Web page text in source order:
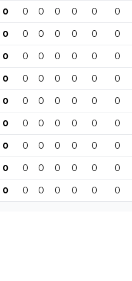
0 0 0 0 0 0 0
0 0 0 0 0 0 0
0 0 0 0 0 0 0
0 0 0 0 0 0 0
0 0 0 0 0 0 0
0 0 0 0 0 0 0
0 0 0 0 0 0 0
0 0 0 0 0 0 0
0 0 0 0 0 0 0